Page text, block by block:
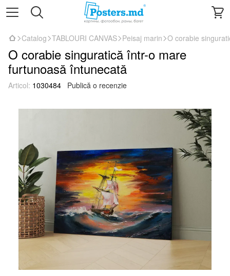
Catalog TABLOURI CANVAS Peisaj marin O corabie
O corabie singuratică într-o mare
furtunoasă întunecată
Articol: 1030484 Publică o recenzie